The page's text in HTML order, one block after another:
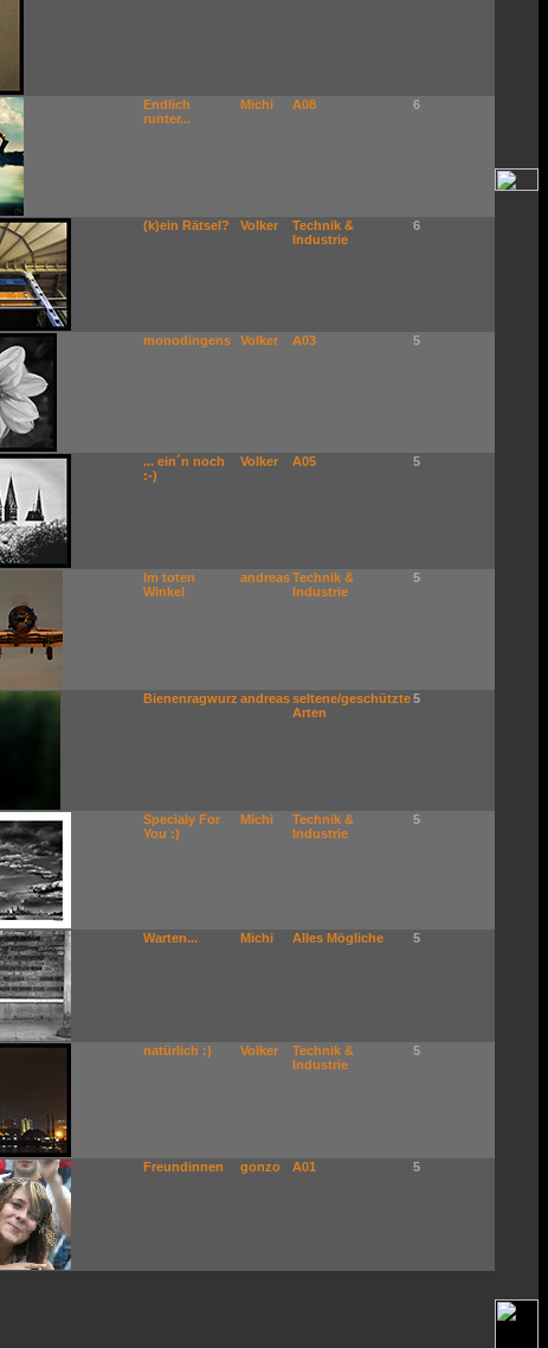
Endlich
runter...
Michi A08 6
(k)ein Rätsel? Volker
Technik &
Industrie
6
monodingens Volker A03 5
... ein´n noch
:-)
Volker A05 5
Im toten
Winkel
andreasTechnik &
Industrie
5
Bienenragwurz andreasseltene/geschützte
Arten
5
Specialy For
You :)
Michi
Technik &
Industrie
5
Warten... Michi Alles Mögliche 5
natürlich :) Volker
Technik &
Industrie
5
Freundinnen gonzo A01 5